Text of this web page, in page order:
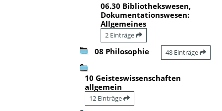
06.30 Bibliothekswesen,
Dokumentationswesen:
Allgemeines
2 Einträge
08 Philosophie 48 Einträge
10 Geisteswissenschaften
allgemein
12 Einträge